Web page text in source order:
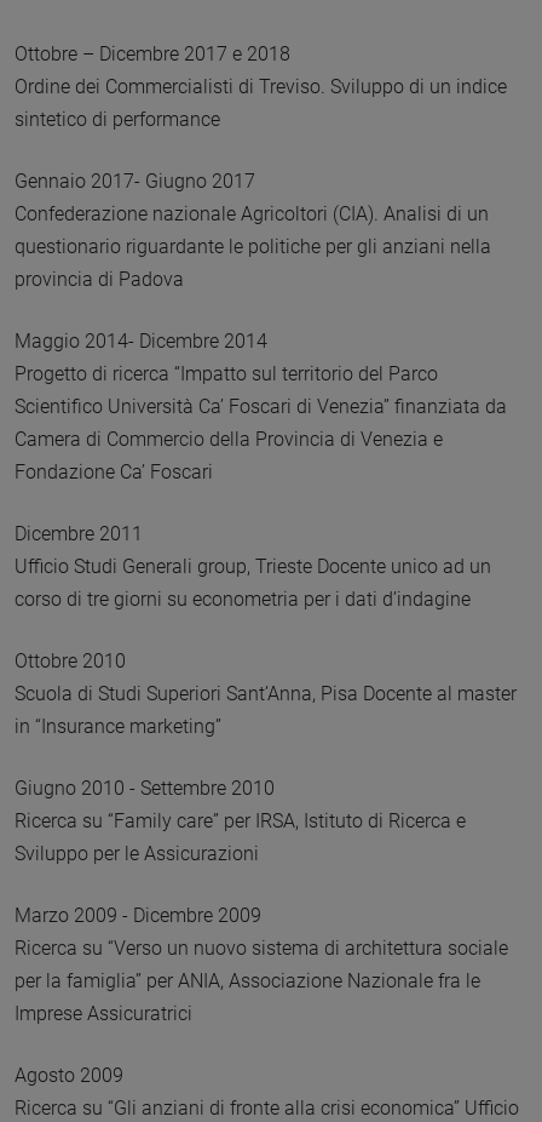
Ottobre – Dicembre 2017 e 2018
Ordine dei Commercialisti di Treviso. Sviluppo di un indice
sintetico di performance
Gennaio 2017- Giugno 2017
Confederazione nazionale Agricoltori (CIA). Analisi di un
questionario riguardante le politiche per gli anziani nella
provincia di Padova
Maggio 2014- Dicembre 2014
Progetto di ricerca “Impatto sul territorio del Parco
Scientifico Università Ca’ Foscari di Venezia” finanziata da
Camera di Commercio della Provincia di Venezia e
Fondazione Ca’ Foscari
Dicembre 2011
Ufficio Studi Generali group, Trieste Docente unico ad un
corso di tre giorni su econometria per i dati d’indagine
Ottobre 2010
Scuola di Studi Superiori Sant’Anna, Pisa Docente al master
in “Insurance marketing”
Giugno 2010 - Settembre 2010
Ricerca su “Family care” per IRSA, Istituto di Ricerca e
Sviluppo per le Assicurazioni
Marzo 2009 - Dicembre 2009
Ricerca su “Verso un nuovo sistema di architettura sociale
per la famiglia” per ANIA, Associazione Nazionale fra le
Imprese Assicuratrici
Agosto 2009
Ricerca su “Gli anziani di fronte alla crisi economica” Ufficio